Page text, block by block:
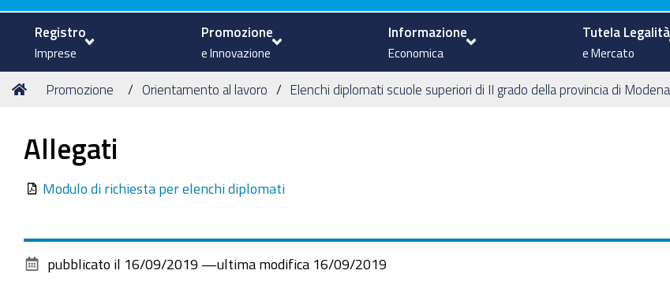
Registro
Imprese
Promozione
e Innovazione
Informazione
Economica
Tutela Legalità
e Mercato
Tu
Home
Promozione Orientamento al lavoro Elenchi diplomati scuole superiori di II grado della provincia di Modena
Allegati
Modulo di richiesta per elenchi diplomati
pubblicato il 16/09/2019 —ultima modifica 16/09/2019